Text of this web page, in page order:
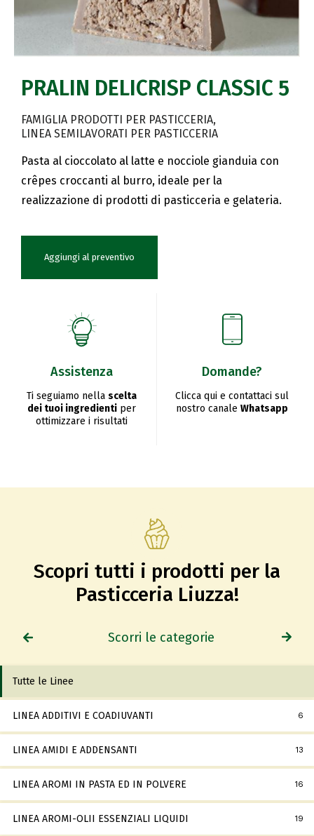
PRALIN DELICRISP CLASSIC 5
FAMIGLIA PRODOTTI PER PASTICCERIA
LINEA SEMILAVORATI PER PASTICCERIA
Pasta al cioccolato al latte e nocciole gianduia con
crêpes croccanti al burro, ideale per la
realizzazione di prodotti di pasticceria e gelateria.
Aggiungi al preventivo
Assistenza
Ti seguiamo nella scelta
dei tuoi ingredienti per
ottimizzare i risultati
Domande?
Clicca qui e contattaci sul
nostro canale Whatsapp
Scopri tutti i prodotti per la
Pasticceria Liuzza!
Scorri le categorie
Tutte le Linee
LINEA ADDITIVI E COADIUVANTI 6
LINEA AMIDI E ADDENSANTI 13
LINEA AROMI IN PASTA ED IN POLVERE 16
LINEA AROMI-OLII ESSENZIALI LIQUIDI 19